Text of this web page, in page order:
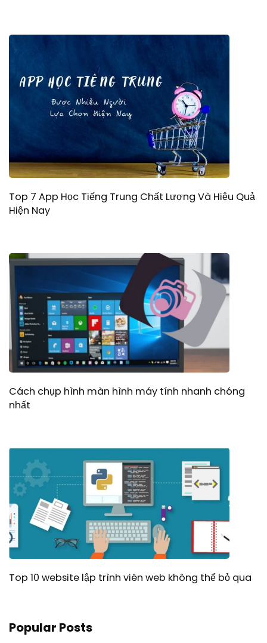
Top 7 App Học Tiếng Trung Chất Lượng Và Hiệu Quả
Hiện Nay
Cách chụp hình màn hình máy tính nhanh chóng
nhất
Top 10 website lập trình viên web không thể bỏ qua
Popular Posts